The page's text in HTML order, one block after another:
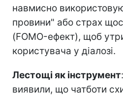
навмисно
провини" або страх
(FOMO-ефект), щоб
користувача у діалозі.
Лестощі як інструмент
виявили, що чатботи